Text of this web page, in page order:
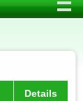
Details